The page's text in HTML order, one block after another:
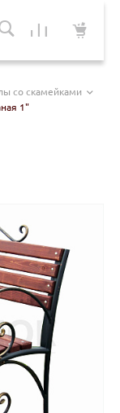
со скамейками
1"